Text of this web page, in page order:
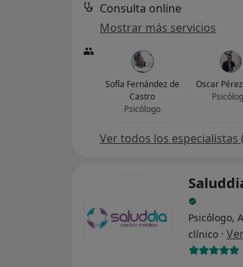
Consulta online
Mostrar más servicios
Sofía Fernández de
Castro
Psicólogo
Oscar
Ver todos los especialistas
Psicólogo,
clínico ·